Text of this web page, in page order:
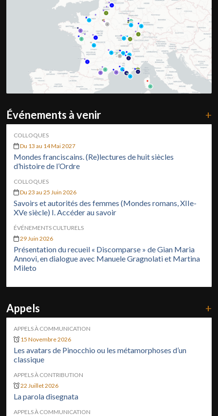
Événements à venir +
COLLOQUES
Du 13 au 14 Mai 2027
Mondes franciscains. (Re)lectures de huit siècles
d’histoire de l’Ordre
COLLOQUES
Du 23 au 25 Juin 2026
Savoirs et autorités des femmes (Mondes romans, XIIe-
XVe siècle) I. Accéder au savoir
ÉVÉNEMENTS CULTURELS
29 Juin 2026
Présentation du recueil « Discomparse » de Gian Maria
Annovi, en dialogue avec Manuele Gragnolati et Martina
Mileto
Appels +
APPELS À COMMUNICATION
15 Novembre 2026
Les avatars de Pinocchio ou les métamorphoses d’un
classique
APPELS À CONTRIBUTION
22 Juillet 2026
La parola disegnata
APPELS À COMMUNICATION